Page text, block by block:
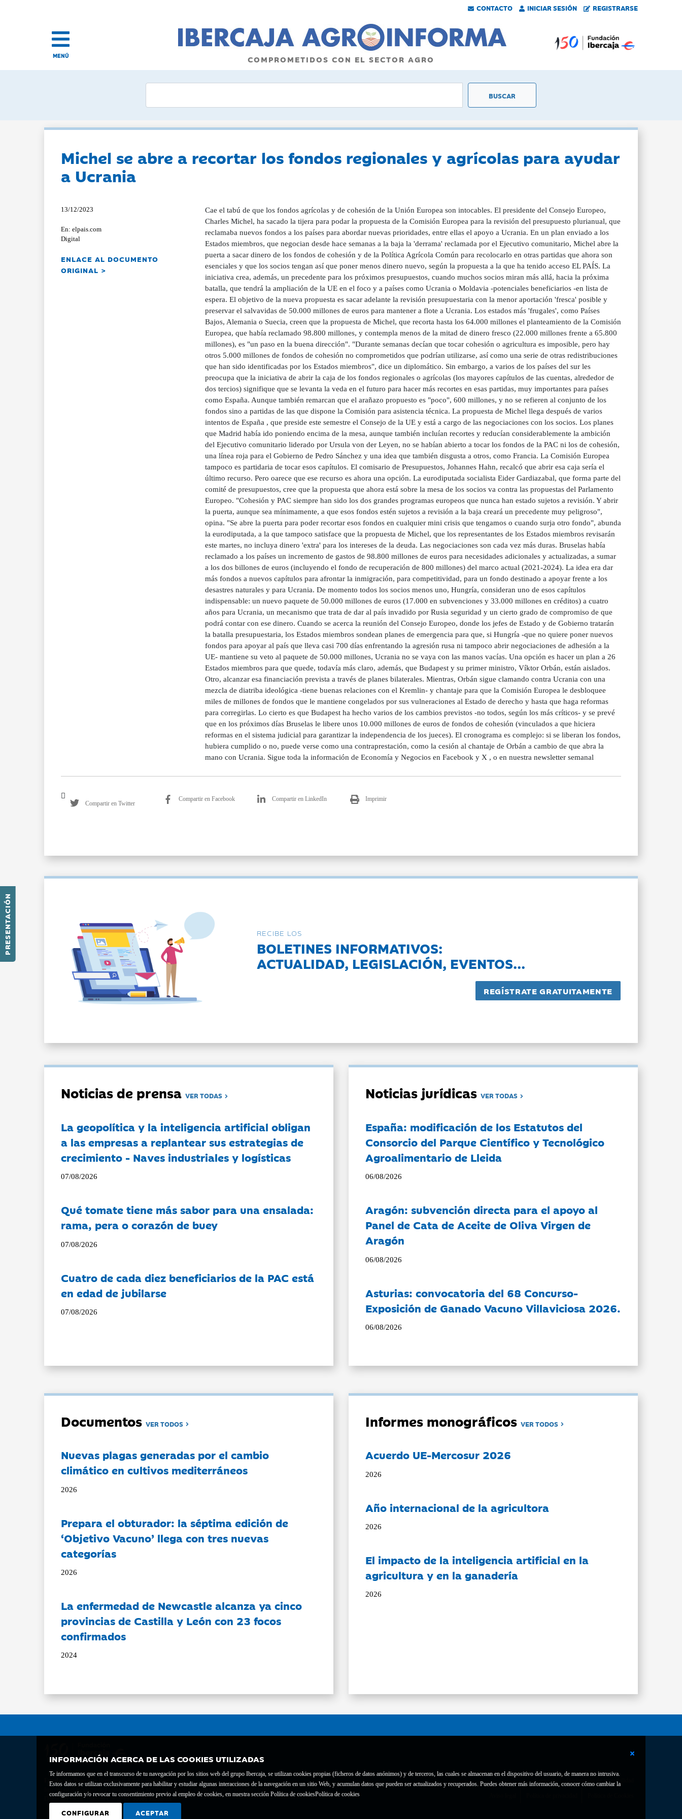
CONTACTO INICIAR SESIÓN REGISTRARSE
PRESENTACIÓN
MENÚ COMPROMETIDOS CON EL SECTOR AGRO
INFORMACIÓN ACERCA DE LAS COOKIES UTILIZADAS
Te informamos que en el transcurso de tu navegación por los sitios web del grupo Ibercaja, se utilizan cookies propias (ficheros de datos anónimos) y de terceros, las cuales se almacenan en el dispositivo del usuario, de manera no intrusiva.
Estos datos se utilizan exclusivamente para habilitar y estudiar algunas interacciones de la navegación en un sitio Web, y acumulan datos que pueden ser actualizados y recuperados. Puedes obtener más información, conocer cómo cambiar la
configuración y/o revocar tu consentimiento previo al empleo de cookies, en nuestra sección Política de cookiesPolítica de cookies
CONFIGURAR ACEPTAR
Michel se abre a recortar los fondos regionales y agrícolas para ayudar
a Ucrania
13/12/2023
En: elpais.com
Digital
ENLACE AL DOCUMENTO
ORIGINAL >
Cae el tabú de que los fondos agrícolas y de cohesión de la Unión Europea son intocables. El presidente del Consejo Europeo,
Charles Michel, ha sacado la tijera para podar la propuesta de la Comisión Europea para la revisión del presupuesto plurianual, que
reclamaba nuevos fondos a los países para abordar nuevas prioridades, entre ellas el apoyo a Ucrania. En un plan enviado a los
Estados miembros, que negocian desde hace semanas a la baja la 'derrama' reclamada por el Ejecutivo comunitario, Michel abre la
puerta a sacar dinero de los fondos de cohesión y de la Política Agrícola Común para recolocarlo en otras partidas que ahora son
esenciales y que los socios tengan así que poner menos dinero nuevo, según la propuesta a la que ha tenido acceso EL PAÍS. La
iniciativa crea, además, un precedente para los próximos presupuestos, cuando muchos socios miran más allá, hacia la próxima
batalla, que tendrá la ampliación de la UE en el foco y a países como Ucrania o Moldavia -potenciales beneficiarios -en lista de
espera. El objetivo de la nueva propuesta es sacar adelante la revisión presupuestaria con la menor aportación 'fresca' posible y
preservar el salvavidas de 50.000 millones de euros para mantener a flote a Ucrania. Los estados más 'frugales', como Países
Bajos, Alemania o Suecia, creen que la propuesta de Michel, que recorta hasta los 64.000 millones el planteamiento de la Comisión
Europea, que había reclamado 98.800 millones, y contempla menos de la mitad de dinero fresco (22.000 millones frente a 65.800
millones), es "un paso en la buena dirección". "Durante semanas decían que tocar cohesión o agricultura es imposible, pero hay
otros 5.000 millones de fondos de cohesión no comprometidos que podrían utilizarse, así como una serie de otras redistribuciones
que han sido identificadas por los Estados miembros", dice un diplomático. Sin embargo, a varios de los países del sur les
preocupa que la iniciativa de abrir la caja de los fondos regionales o agrícolas (los mayores capítulos de las cuentas, alrededor de
dos tercios) signifique que se levanta la veda en el futuro para hacer más recortes en esas partidas, muy importantes para países
como España. Aunque también remarcan que el arañazo propuesto es "poco", 600 millones, y no se refieren al conjunto de los
fondos sino a partidas de las que dispone la Comisión para asistencia técnica. La propuesta de Michel llega después de varios
intentos de España , que preside este semestre el Consejo de la UE y está a cargo de las negociaciones con los socios. Los planes
que Madrid había ido poniendo encima de la mesa, aunque también incluían recortes y reducían considerablemente la ambición
del Ejecutivo comunitario liderado por Ursula von der Leyen, no se habían abierto a tocar los fondos de la PAC ni los de cohesión,
una línea roja para el Gobierno de Pedro Sánchez y una idea que también disgusta a otros, como Francia. La Comisión Europea
tampoco es partidaria de tocar esos capítulos. El comisario de Presupuestos, Johannes Hahn, recalcó que abrir esa caja sería el
último recurso. Pero oarece que ese recurso es ahora una opción. La eurodiputada socialista Eider Gardiazabal, que forma parte del
comité de presupuestos, cree que la propuesta que ahora está sobre la mesa de los socios va contra las propuestas del Parlamento
Europeo. "Cohesión y PAC siempre han sido los dos grandes programas europeos que nunca han estado sujetos a revisión. Y abrir
la puerta, aunque sea mínimamente, a que esos fondos estén sujetos a revisión a la baja creará un precedente muy peligroso",
opina. "Se abre la puerta para poder recortar esos fondos en cualquier mini crisis que tengamos o cuando surja otro fondo", abunda
la eurodiputada, a la que tampoco satisface que la propuesta de Michel, que los representantes de los Estados miembros revisarán
este martes, no incluya dinero 'extra' para los intereses de la deuda. Las negociaciones son cada vez más duras. Bruselas había
reclamado a los países un incremento de gastos de 98.800 millones de euros para necesidades adicionales y actualizadas, a sumar
a los dos billones de euros (incluyendo el fondo de recuperación de 800 millones) del marco actual (2021-2024). La idea era dar
más fondos a nuevos capítulos para afrontar la inmigración, para competitividad, para un fondo destinado a apoyar frente a los
desastres naturales y para Ucrania. De momento todos los socios menos uno, Hungría, consideran uno de esos capítulos
indispensable: un nuevo paquete de 50.000 millones de euros (17.000 en subvenciones y 33.000 millones en créditos) a cuatro
años para Ucrania, un mecanismo que trata de dar al país invadido por Rusia seguridad y un cierto grado de compromiso de que
podrá contar con ese dinero. Cuando se acerca la reunión del Consejo Europeo, donde los jefes de Estado y de Gobierno tratarán
la batalla presupuestaria, los Estados miembros sondean planes de emergencia para que, si Hungría -que no quiere poner nuevos
fondos para apoyar al país que lleva casi 700 días enfrentando la agresión rusa ni tampoco abrir negociaciones de adhesión a la
UE- mantiene su veto al paquete de 50.000 millones, Ucrania no se vaya con las manos vacías. Una opción es hacer un plan a 26
Estados miembros para que quede, todavía más claro, además, que Budapest y su primer ministro, Víktor Orbán, están aislados.
Otro, alcanzar esa financiación prevista a través de planes bilaterales. Mientras, Orbán sigue clamando contra Ucrania con una
mezcla de diatriba ideológica -tiene buenas relaciones con el Kremlin- y chantaje para que la Comisión Europea le desbloquee
miles de millones de fondos que le mantiene congelados por sus vulneraciones al Estado de derecho y hasta que haga reformas
para corregirlas. Lo cierto es que Budapest ha hecho varios de los cambios previstos -no todos, según los más críticos- y se prevé
que en los próximos días Bruselas le libere unos 10.000 millones de euros de fondos de cohesión (vinculados a que hiciera
reformas en el sistema judicial para garantizar la independencia de los jueces). El cronograma es complejo: si se liberan los fondos,
hubiera cumplido o no, puede verse como una contraprestación, como la cesión al chantaje de Orbán a cambio de que abra la
mano con Ucrania. Sigue toda la información de Economía y Negocios en Facebook y X , o en nuestra newsletter semanal
Compartir en Twitter
Compartir en Facebook Compartir en LinkedIn Imprimir
RECIBE LOS
BOLETINES INFORMATIVOS:
ACTUALIDAD, LEGISLACIÓN, EVENTOS...
Noticias de prensaVER TODAS
La geopolítica y la inteligencia artificial obligan
a las empresas a replantear sus estrategias de
crecimiento - Naves industriales y logísticas
07/08/2026
Qué tomate tiene más sabor para una ensalada:
rama, pera o corazón de buey
07/08/2026
Cuatro de cada diez beneficiarios de la PAC está
en edad de jubilarse
07/08/2026
Noticias jurídicasVER TODAS
España: modificación de los Estatutos del
Consorcio del Parque Científico y Tecnológico
Agroalimentario de Lleida
06/08/2026
Aragón: subvención directa para el apoyo al
Panel de Cata de Aceite de Oliva Virgen de
Aragón
06/08/2026
Asturias: convocatoria del 68 Concurso-
Exposición de Ganado Vacuno Villaviciosa 2026.
06/08/2026
DocumentosVER TODOS
Nuevas plagas generadas por el cambio
climático en cultivos mediterráneos
2026
Prepara el obturador: la séptima edición de
‘Objetivo Vacuno’ llega con tres nuevas
categorías
2026
La enfermedad de Newcastle alcanza ya cinco
provincias de Castilla y León con 23 focos
confirmados
2024
Informes monográficosVER TODOS
Acuerdo UE-Mercosur 2026
2026
Año internacional de la agricultora
2026
El impacto de la inteligencia artificial en la
agricultura y en la ganadería
2026
Fundación Bancaria Ibercaja C.I.F. G-50000652.
Inscrita en el Registro de Fundaciones del Mº de Educación, Cultura y Deporte con el nº 1689.
Domicilio social: Joaquín Costa, 13. 50001 Zaragoza.
Contacto Declaración de accesibilidad